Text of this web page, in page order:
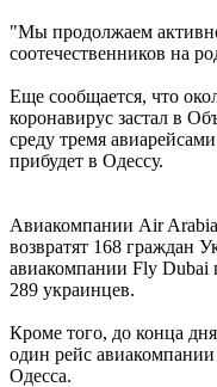
"Мы продолжаем
соотечественников на
Еще сообщается, что
коронавирус застал в
среду тремя
прибудет в Одессу.
Авиакомпании Air
возвратят 168 граждан
авиакомпании Fly Dubai
289 украинцев.
Кроме того, до конца
один рейс
Одесса.